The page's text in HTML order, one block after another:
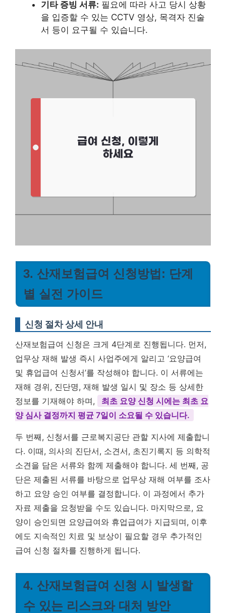
기타 증빙 서류: 필요에 따라 사고 당시 상황
을 입증할 수 있는 CCTV 영상, 목격자 진술
서 등이 요구될 수 있습니다.
3. 산재보험급여 신청방법: 단계
별 실전 가이드
신청 절차 상세 안내
산재보험급여 신청은 크게 4단계로 진행됩니다. 먼저,
업무상 재해 발생 즉시 사업주에게 알리고 ‘요양급여
및 휴업급여 신청서’를 작성해야 합니다. 이 서류에는
재해 경위, 진단명, 재해 발생 일시 및 장소 등 상세한
정보를 기재해야 하며,
최초 요양 신청 시에는 최초 요
양 심사 결정까지 평균 7일이 소요될 수 있습니다.
두 번째, 신청서를 근로복지공단 관할 지사에 제출합니
다. 이때, 의사의 진단서, 소견서, 초진기록지 등 의학적
소견을 담은 서류와 함께 제출해야 합니다. 세 번째, 공
단은 제출된 서류를 바탕으로 업무상 재해 여부를 조사
하고 요양 승인 여부를 결정합니다. 이 과정에서 추가
자료 제출을 요청받을 수도 있습니다. 마지막으로, 요
양이 승인되면 요양급여와 휴업급여가 지급되며, 이후
에도 지속적인 치료 및 보상이 필요할 경우 추가적인
급여 신청 절차를 진행하게 됩니다.
4. 산재보험급여 신청 시 발생할
수 있는 리스크와 대처 방안